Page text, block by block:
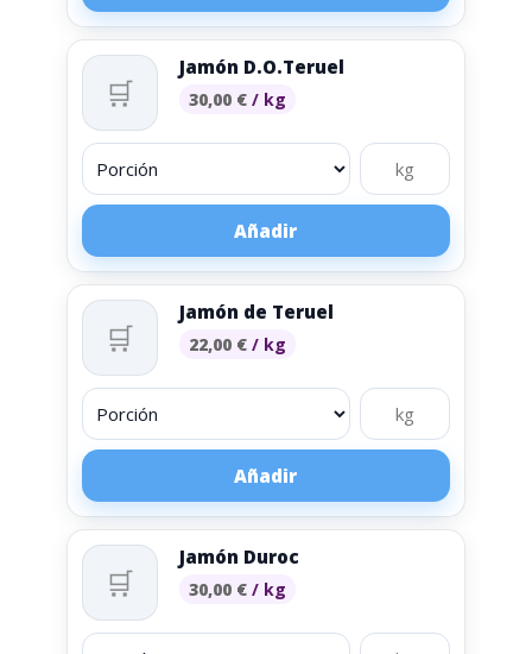
🛒
Jamón D.O.Teruel
30,00 € / kg
Añadir
🛒
Jamón de Teruel
22,00 € / kg
Añadir
🛒
Jamón Duroc
30,00 € / kg